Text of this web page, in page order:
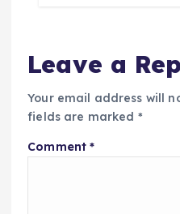
Leave a
Your email address will
fields are marked *
Comment*